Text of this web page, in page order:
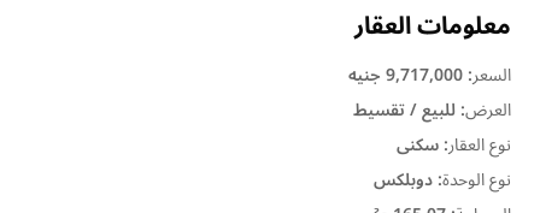
معلومات العقار
السعر:9,717,000 جنيه
العرض:للبيع / تقسيط
نوع العقار:سكنى
نوع الوحدة:دوبلكس